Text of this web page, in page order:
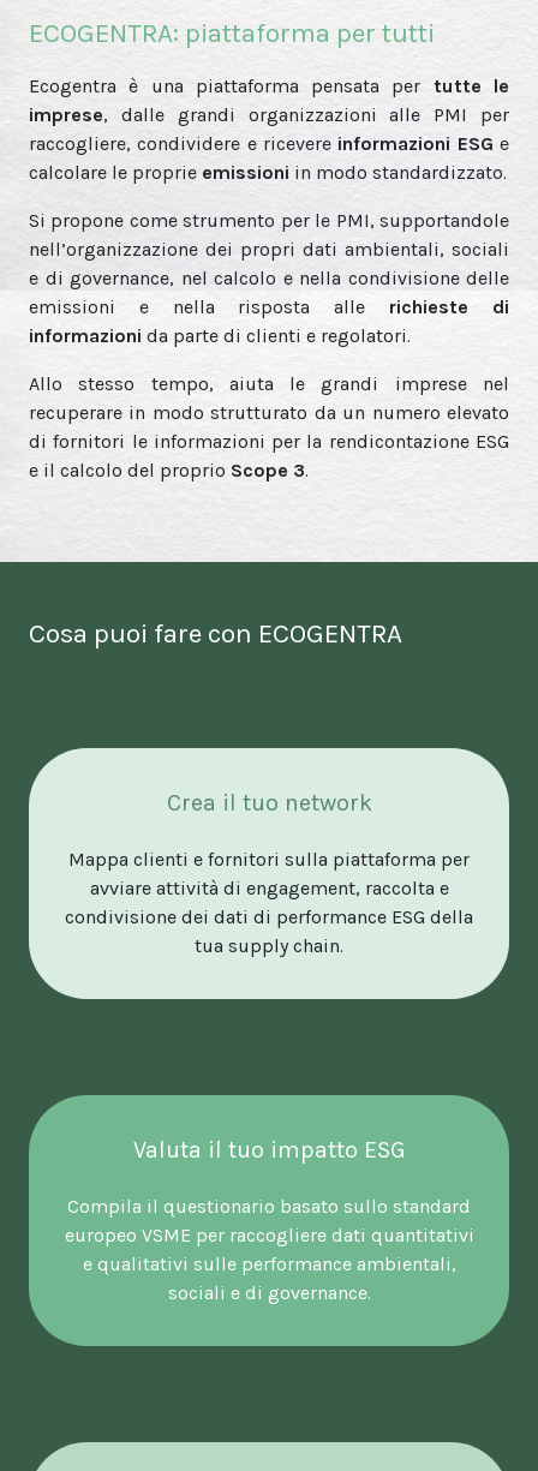
ECOGENTRA: piattaforma per tutti
Ecogentra è una piattaforma pensata per tutte le
imprese, dalle grandi organizzazioni alle PMI per
raccogliere, condividere e ricevere informazioni ESG e
calcolare le proprie emissioni in modo standardizzato.
Si propone come strumento per le PMI, supportandole
nell’organizzazione dei propri dati ambientali, sociali
e di governance, nel calcolo e nella condivisione delle
emissioni e nella risposta alle richieste di
informazioni da parte di clienti e regolatori.
Allo stesso tempo, aiuta le grandi imprese nel
recuperare in modo strutturato da un numero elevato
di fornitori le informazioni per la rendicontazione ESG
e il calcolo del proprio Scope 3.
Cosa puoi fare con ECOGENTRA
Crea il tuo network
Mappa clienti e fornitori sulla piattaforma per
avviare attività di engagement, raccolta e
condivisione dei dati di performance ESG della
tua supply chain.
Valuta il tuo impatto ESG
Compila il questionario basato sullo standard
europeo VSME per raccogliere dati quantitativi
e qualitativi sulle performance ambientali,
sociali e di governance.